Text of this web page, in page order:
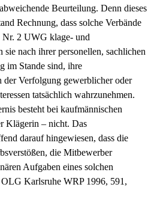
Beurteilung. Denn dieses
Rechnung, dass solche Verbände
Nr. 2 UWG klage- und
sie nach ihrer personellen, sachlichen
im Stande sind, ihre
der Verfolgung gewerblicher oder
tatsächlich wahrzunehmen.
besteht bei kaufmännischen
Klägerin – nicht. Das
darauf hingewiesen, dass die
die Mitbewerber
Aufgaben eines solchen
Karlsruhe WRP 1996, 591,